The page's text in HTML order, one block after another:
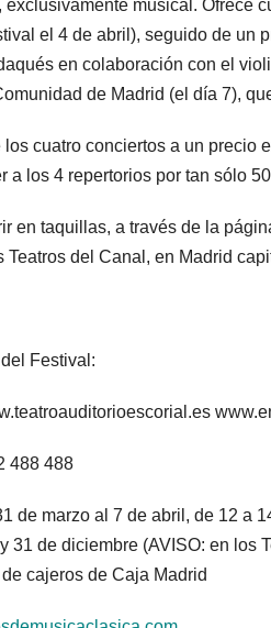
exclusivamente musical. Ofrece
el 4 de abril), seguido de un
en colaboración con el
de Madrid (el día 7),
los cuatro conciertos a un precio
a los 4 repertorios por tan sólo
en taquillas, a través de la
Teatros del Canal, en Madrid
Festival:
488 488
de marzo al 7 de abril, de 12 a
31 de diciembre (AVISO: en los
cajeros de Caja Madrid